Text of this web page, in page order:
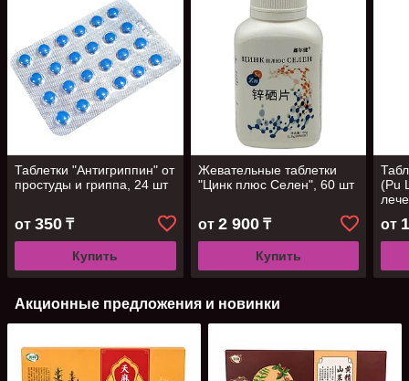
Таблетки "Антигриппин" от
простуды и гриппа, 24 шт
от 350 ₸
Купить
Жевательные таблетки
"Цинк плюс Селен", 60 шт
от 2 900₸
Купить
(Pu
от
Акционные предложения и новинки